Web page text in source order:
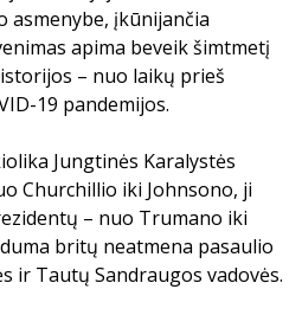
asmenybe, įkūnijančia
apima beveik šimtmetį
– nuo laikų prieš
19 pandemijos.
Jungtinės Karalystės
Churchillio iki Johnsono, ji
– nuo Trumano iki
britų neatmena pasaulio
ir Tautų Sandraugos vadovės.